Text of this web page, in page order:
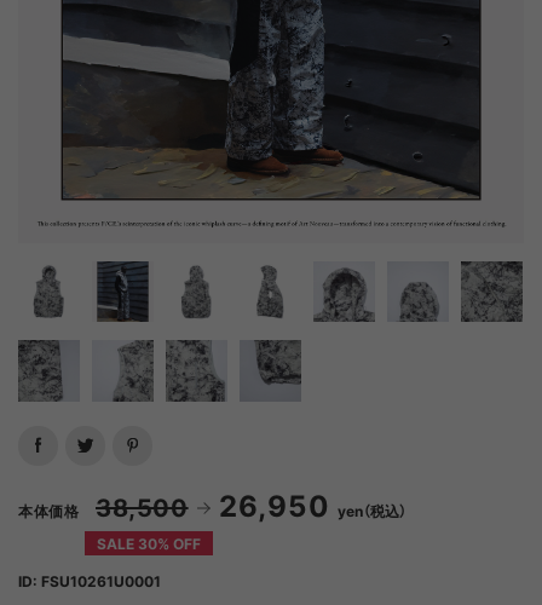
本体価格 38,500 26,950yen（税込）
SALE 30% OFF
ID: FSU10261U0001